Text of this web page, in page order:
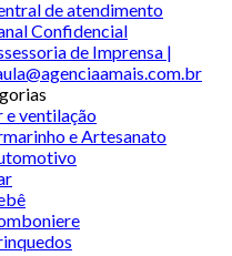
de atendimento
Confidencial
de Imprensa |
e ventilação
e Artesanato